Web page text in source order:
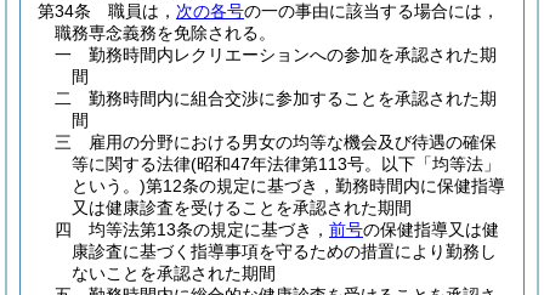
第34条
職員は， 次の各号の一の事由に該当する場合には，
職務専念義務を免除される。
一
勤務時間内レクリエーションへの参加を承認された期
間
二
勤務時間内に組合交渉に参加することを承認された期
間
三
雇用の分野における男女の均等な機会及び待遇の確保
等に関する法律(昭和47年法律第113号。以下「均等法」
という。)第12条の規定に基づき，勤務時間内に保健指導
又は健康診査を受けることを承認された期間
四
均等法第13条の規定に基づき， 前号の保健指導又は健
康診査に基づく指導事項を守るための措置により勤務し
ないことを承認された期間